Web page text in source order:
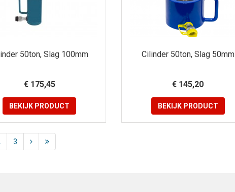
50ton, Slag 100mm
€ 175,45
BEKIJK PRODUCT
Cilinder 50ton, Slag 50mm
€ 145,20
BEKIJKPRODUCT
3